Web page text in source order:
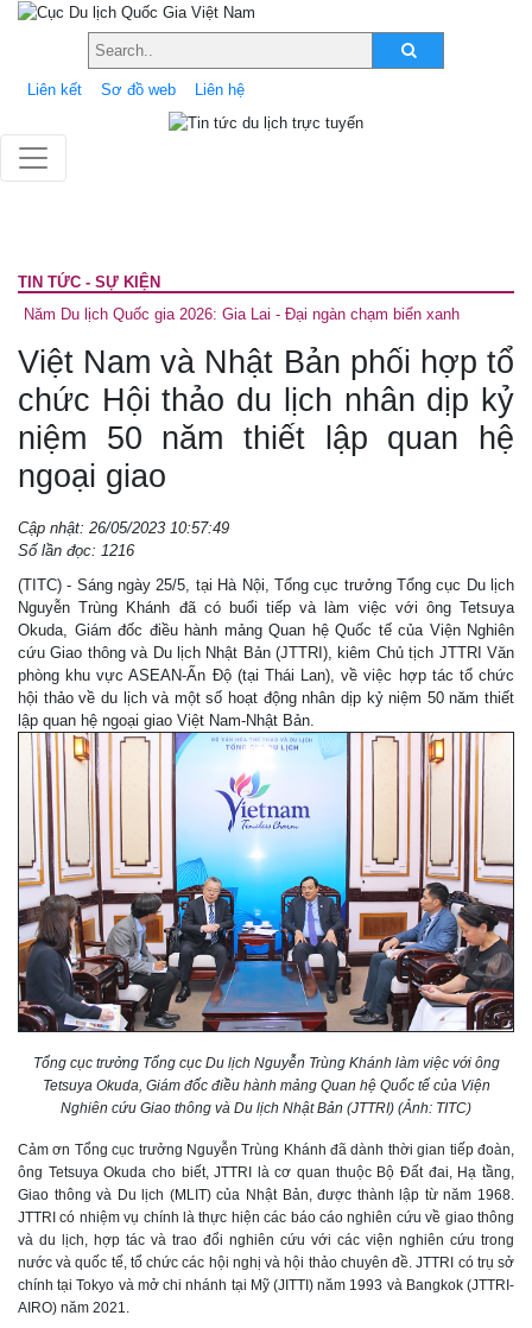
Liên kết Sơ đồ web Liên hệ
TIN TỨC - SỰ KIỆN
Năm Du lịch Quốc gia 2026: Gia Lai - Đại ngàn chạm biển xanh
Việt Nam và Nhật Bản phối hợp tổ
chức Hội thảo du lịch nhân dịp kỷ
niệm 50 năm thiết lập quan hệ
ngoại giao
Cập nhật: 26/05/2023 10:57:49
Số lần đọc: 1216
(TITC) - Sáng ngày 25/5, tại Hà Nội, Tổng cục trưởng Tổng cục Du lịch
Nguyễn Trùng Khánh đã có buổi tiếp và làm việc với ông Tetsuya
Okuda, Giám đốc điều hành mảng Quan hệ Quốc tế của Viện Nghiên
cứu Giao thông và Du lịch Nhật Bản (JTTRI), kiêm Chủ tịch JTTRI Văn
phòng khu vực ASEAN-Ấn Độ (tại Thái Lan), về việc hợp tác tổ chức
hội thảo về du lịch và một số hoạt động nhân dịp kỷ niệm 50 năm thiết
lập quan hệ ngoại giao Việt Nam-Nhật Bản.
Tổng cục trưởng Tổng cục Du lịch Nguyễn Trùng Khánh làm việc với ông
Tetsuya Okuda, Giám đốc điều hành mảng Quan hệ Quốc tế của Viện
Nghiên cứu Giao thông và Du lịch Nhật Bản (JTTRI) (Ảnh: TITC)
Cảm ơn Tổng cục trưởng Nguyễn Trùng Khánh đã dành thời gian tiếp đoàn,
ông Tetsuya Okuda cho biết, JTTRI là cơ quan thuộc Bộ Đất đai, Hạ tầng,
Giao thông và Du lịch (MLIT) của Nhật Bản, được thành lập từ năm 1968.
JTTRI có nhiệm vụ chính là thực hiện các báo cáo nghiên cứu về giao thông
và du lịch, hợp tác và trao đổi nghiên cứu với các viện nghiên cứu trong
nước và quốc tế, tổ chức các hội nghị và hội thảo chuyên đề. JTTRI có trụ sở
chính tại Tokyo và mở chi nhánh tại Mỹ (JITTI) năm 1993 và Bangkok (JTTRI-
AIRO) năm 2021.